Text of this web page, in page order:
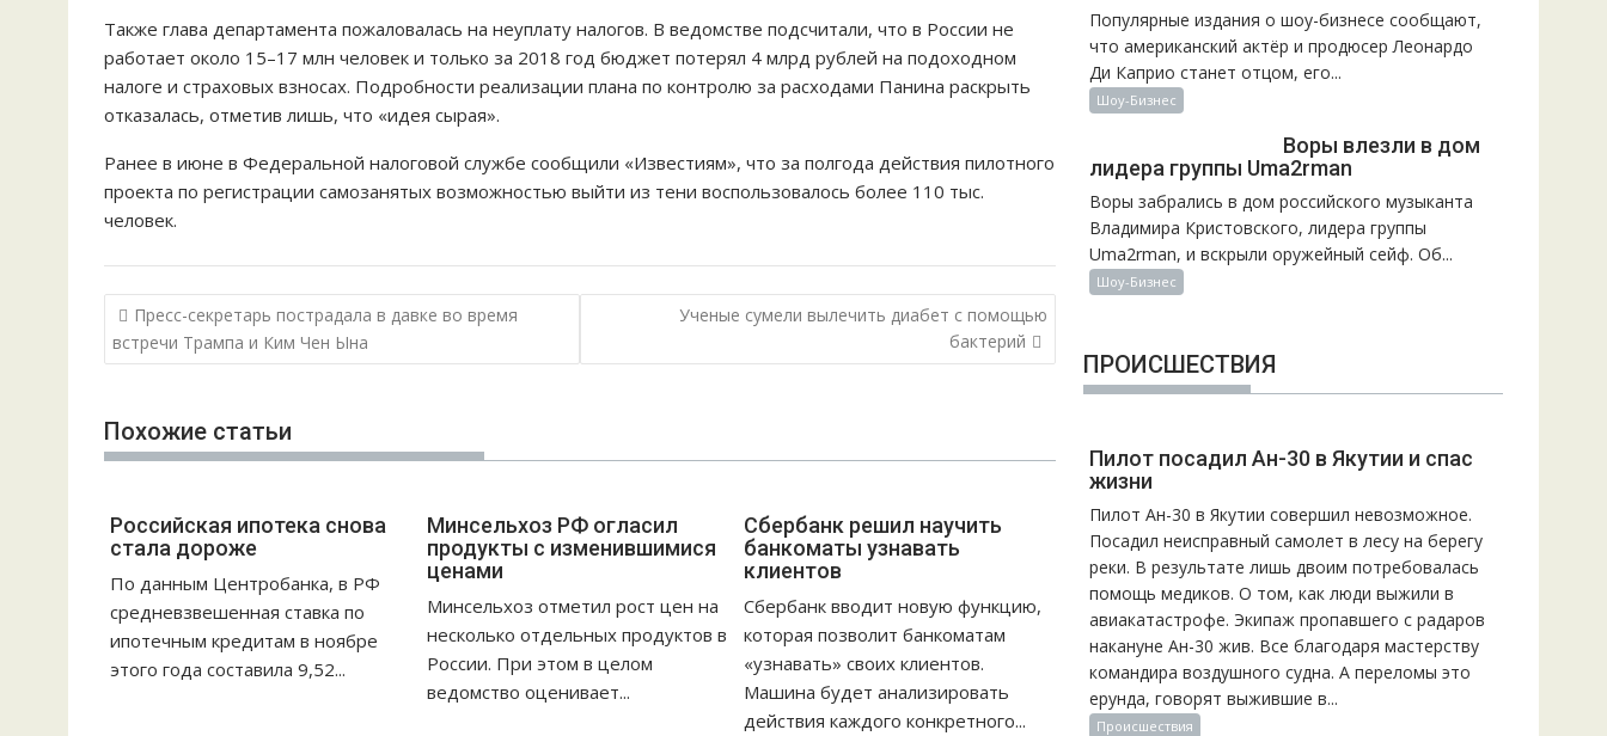
Также глава департамента пожаловалась на неуплату налогов. В ведомстве подсчитали, что в России не
работает около 15–17 млн человек и только за 2018 год бюджет потерял 4 млрд рублей на подоходном
налоге и страховых взносах. Подробности реализации плана по контролю за расходами Панина раскрыть
отказалась, отметив лишь, что «идея сырая».
Ранее в июне в Федеральной налоговой службе сообщили «Известиям», что за полгода действия пилотного
проекта по регистрации самозанятых возможностью выйти из тени воспользовалось более 110 тыс.
человек.
Н
а
г
а
и
я
п
о
з
а
Пресс-секретарь пострадала в давке во время
встречи Трампа и Ким Чен Ына
Ученые сумели вылечить диабет с помощью
бактерий
Похожие статьи
Российская ипотека снова
стала дороже
По данным Центробанка, в РФ
средневзвешенная ставка по
ипотечным кредитам в ноябре
этого года составила 9,52...
Минсельхоз РФ огласил
продукты с изменившимися
ценами
Минсельхоз отметил рост цен на
несколько отдельных продуктов в
России. При этом в целом
ведомство оценивает...
Сбербанк решил научить
банкоматы узнавать
клиентов
Сбербанк вводит новую функцию,
которая позволит банкоматам
«узнавать» своих клиентов.
Машина будет анализировать
действия каждого конкретного...
Популярные издания о шоу-бизнесе сообщают,
что американский актёр и продюсер Леонардо
Ди Каприо станет отцом, его...
Шоу-Бизнес
Воры влезли в дом
лидера группы Uma2rman
Воры забрались в дом российского музыканта
Владимира Кристовского, лидера группы
Uma2rman, и вскрыли оружейный сейф. Об...
Шоу-Бизнес
ПРОИСШЕСТВИЯ
Пилот посадил Ан-30 в Якутии и спас
жизни
Пилот Ан-30 в Якутии совершил невозможное.
Посадил неисправный самолет в лесу на берегу
реки. В результате лишь двоим потребовалась
помощь медиков. О том, как люди выжили в
авиакатастрофе. Экипаж пропавшего с радаров
накануне Ан-30 жив. Все благодаря мастерству
командира воздушного судна. А переломы это
ерунда, говорят выжившие в...
Происшествия